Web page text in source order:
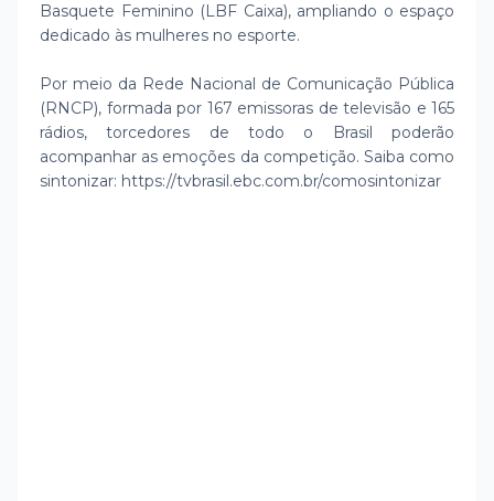
Basquete Feminino (LBF Caixa), ampliando o espaço
dedicado às mulheres no esporte.
Por meio da Rede Nacional de Comunicação Pública
(RNCP), formada por 167 emissoras de televisão e 165
rádios, torcedores de todo o Brasil poderão
acompanhar as emoções da competição. Saiba como
sintonizar: https://tvbrasil.ebc.com.br/comosintonizar